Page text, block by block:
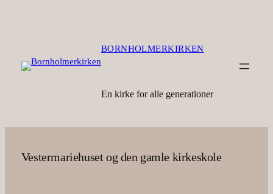
BORNHOLMERKIRKEN
En kirke for alle generationer
Vestermariehuset og den gamle kirkeskole